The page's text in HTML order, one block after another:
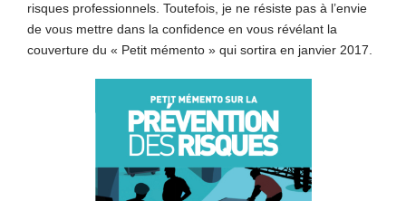
risques professionnels. Toutefois, je ne résiste pas à l’envie
de vous mettre dans la confidence en vous révélant la
couverture du « Petit mémento » qui sortira en janvier 2017.